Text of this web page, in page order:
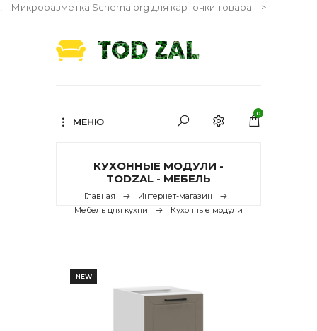
!-- Микроразметка Schema.org для карточки товара -->
МЕНЮ
0
КУХОННЫЕ МОДУЛИ -
TODZAL - МЕБЕЛЬ
Главная
Интернет-магазин
Мебель для кухни
Кухонные модули
NEW